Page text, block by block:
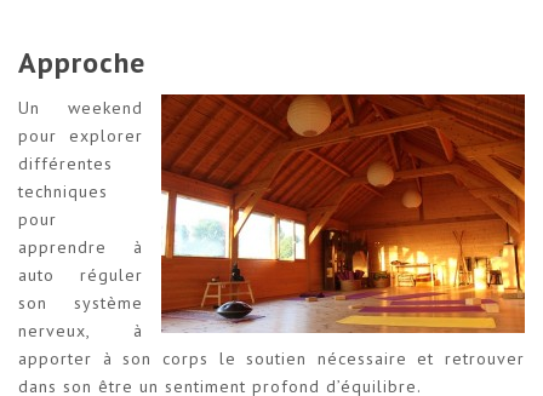
Approche
Un weekend
pour explorer
différentes
techniques
pour
apprendre à
auto réguler
son système
nerveux, à
apporter à son corps le soutien nécessaire et retrouver
dans son être un sentiment profond d’équilibre.